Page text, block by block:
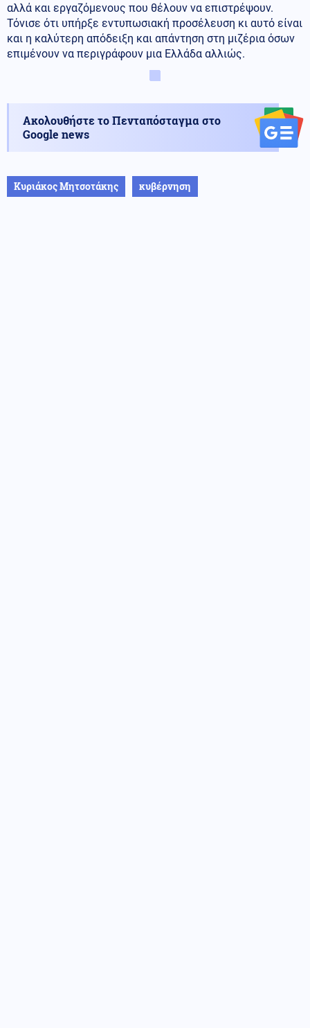
αλλά και εργαζόμενους που θέλουν να επιστρέψουν.
Τόνισε ότι υπήρξε εντυπωσιακή προσέλευση κι αυτό είναι
και η καλύτερη απόδειξη και απάντηση στη μιζέρια όσων
επιμένουν να περιγράφουν μια Ελλάδα αλλιώς.
Ακολουθήστε το Πενταπόσταγμα στο
Google news
Κυριάκος Μητσοτάκης κυβέρνηση